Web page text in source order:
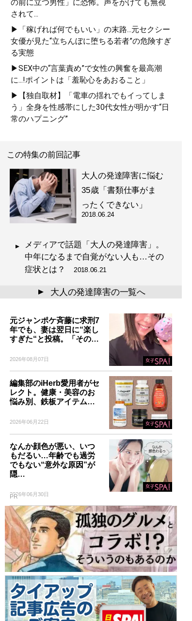
の前に立つ男性」に恐怖。声をかけても無視
されて...
▶「稼げれば何でもいい」の末路...元セクシー
女優が見た“立ちんぼに堕ちる若者”の危険すぎ
る実態
▶SEX中の“言葉責め”で女性の興奮を最高潮
に...!ポイントは「羞恥心をあおること」
▶【独自取材】「電車の揺れでもイってしま
う」全身を性感帯にした30代女性が明かす“日
常のハプニング”
この特集の前回記事
大人の発達障害に悩む
35歳「書類仕事がま
ったくできない」
2018.06.24
メディアで話題「大人の発達障害」。
中年になるまで自覚がない人も…その
症状とは？ 2018.06.21
▲ 大人の発達障害の一覧へ
元ジャンポケ斉藤に求刑7
年でも、妻は翌日に“楽し
すぎた“と投稿。「その…
2026年08月07日
編集部のiHerb愛用者がセ
レクト。健康・美容のお
悩み別、鉄板アイテム…
2026年06月22日
なんか顔色が悪い、いつ
もだるい…年齢でも過労
でもない“意外な原因”が
隠…
2026年06月30日
PR